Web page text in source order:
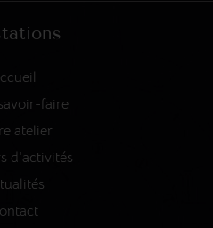
faire
atelier
d'activités